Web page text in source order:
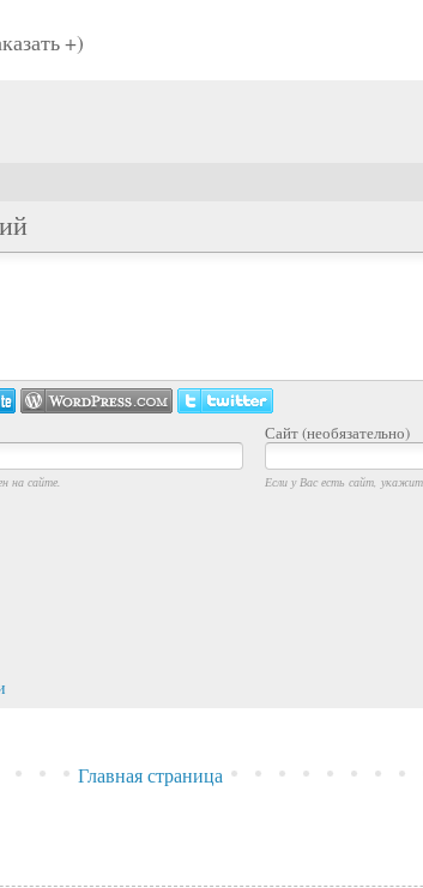
+)
Сайт (необязательно)
на сайте. Если у Вас есть сайт,
Главная страница